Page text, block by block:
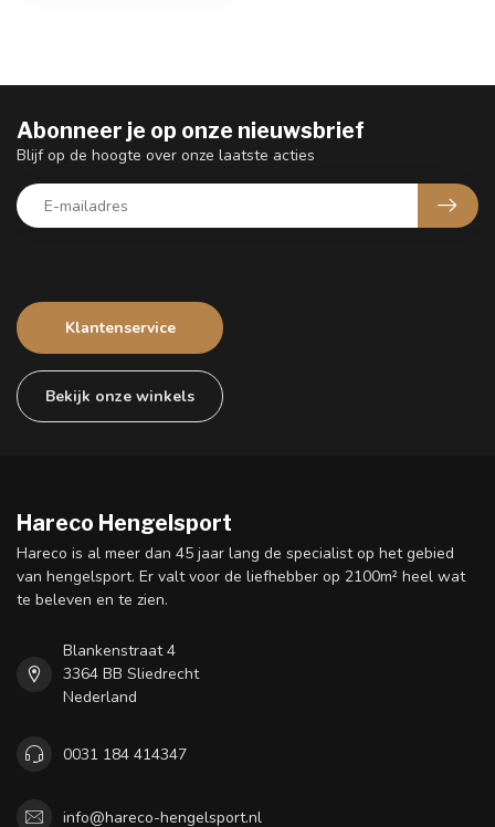
Klantenservice
Bekijk onze winkels
Abonneer je op onze nieuwsbrief
Blijf op de hoogte over onze laatste acties
Hareco Hengelsport
Hareco is al meer dan 45 jaar lang de specialist op het gebied
van hengelsport. Er valt voor de liefhebber op 2100m² heel wat
te beleven en te zien.
Blankenstraat 4
3364 BB Sliedrecht
Nederland
0031 184 414347
info@hareco-hengelsport.nl